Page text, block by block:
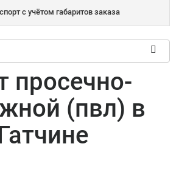
с учётом габаритов заказа
просечно-
(пвл) в